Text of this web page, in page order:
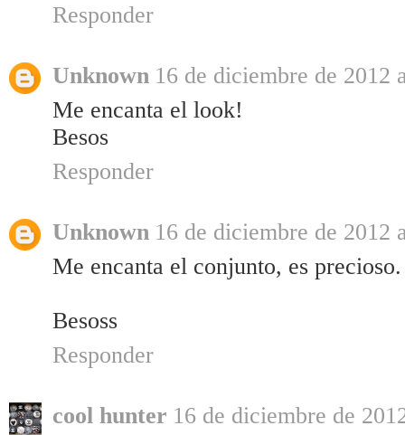
Responder
Unknown 16 de diciembre de 2012
Me encanta el look!
Besos
Responder
Unknown 16 de diciembre de 2012
Me encanta el conjunto, es precioso.
Besoss
Responder
cool hunter 16 de diciembre de